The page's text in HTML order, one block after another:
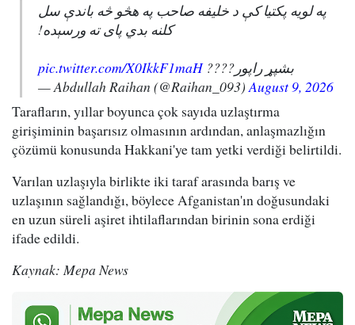
په لویه پکتیا کې د خلیفه صاحب په هڅو څه باندې سل
کلنه بدي پای ته ورسېده!
بشپړ راپور????pic.twitter.com/X0IkkF1maH
— Abdullah Raihan (@Raihan_093)August 9, 2026
Tarafların, yıllar boyunca çok sayıda uzlaştırma
girişiminin başarısız olmasının ardından, anlaşmazlığın
çözümü konusunda Hakkani'ye tam yetki verdiği belirtildi.
Varılan uzlaşıyla birlikte iki taraf arasında barış ve
uzlaşının sağlandığı, böylece Afganistan'ın doğusundaki
en uzun süreli aşiret ihtilaflarından birinin sona erdiği
ifade edildi.
Kaynak: Mepa News